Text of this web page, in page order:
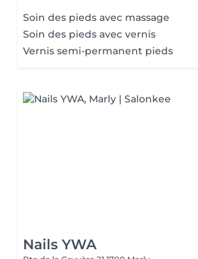
Soin des pieds avec massage
Soin des pieds avec vernis
Vernis semi-permanent pieds
Nails YWA